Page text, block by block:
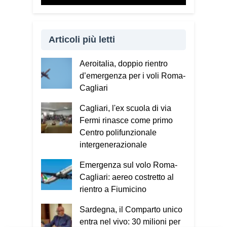
incontri ribadisco sempre un concetto:
di truffa. Ogni segnalazione permette
controlli più efficaci sul territorio.
Lei parla anche delle cosiddette
tratta?
Sono cinque segnali che devono far
scattare l’allarme: quando qualcuno
mantenere il segreto, cerca di
conquistare rapidamente la fiducia
oppure chiede soldi, dati personali o
password. Se riconosciamo anche solo
uno di questi elementi dobbiamo
Articoli più letti
Aeroitalia, doppio rientro
d’emergenza per i voli Roma-
Cagliari
Cagliari, l'ex scuola di via
Fermi rinasce come primo
Centro polifunzionale
intergenerazionale
Emergenza sul volo Roma-
Cagliari: aereo costretto al
rientro a Fiumicino
Sardegna, il Comparto unico
entra nel vivo: 30 milioni per